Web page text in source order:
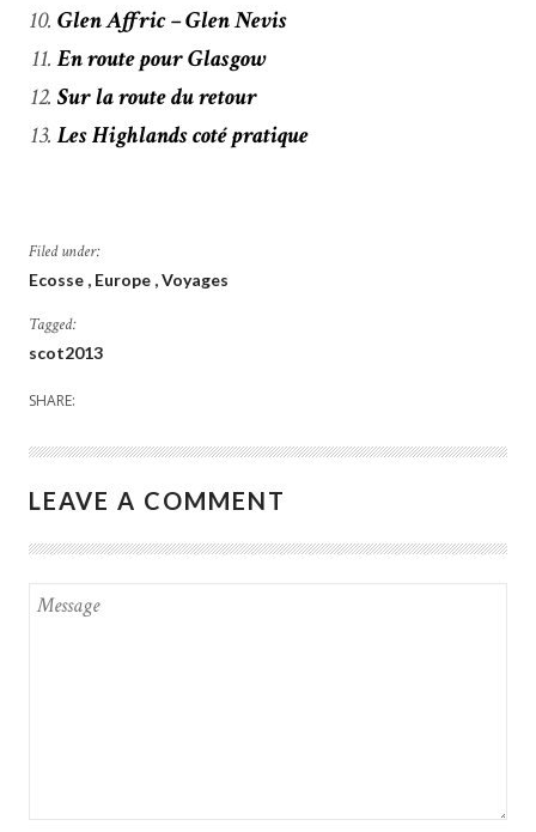
Glen Affric – Glen Nevis
En route pour Glasgow
Sur la route du retour
Les Highlands coté pratique
Filed under:
Ecosse Europe Voyages
Tagged:
scot2013
SHARE:
LEAVE A COMMENT